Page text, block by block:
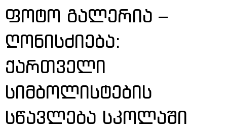
ᲤᲝᲢᲝ ᲒᲐᲚᲔᲠᲘᲐ –
ᲦᲝᲜᲘᲡᲫᲘᲔᲑᲐ:
ᲥᲐᲠᲗᲕᲔᲚᲘ
ᲡᲘᲛᲑᲝᲚᲘᲡᲢᲔᲑᲘᲡ
ᲡᲬᲐᲕᲚᲔᲑᲐ ᲡᲙᲝᲚᲐᲨᲘ